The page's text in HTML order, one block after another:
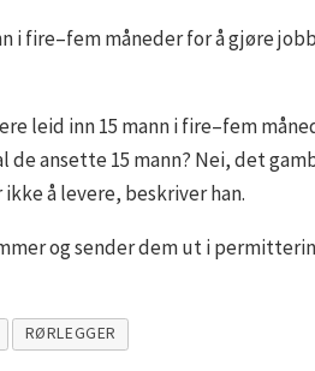
i fire–fem måneder for å gjøre
leid inn 15 mann i fire–fem
de ansette 15 mann? Nei, det
å levere, beskriver han.
og sender dem ut i
RØRLEGGER